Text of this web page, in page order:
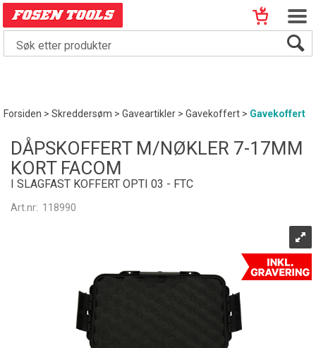
Forsiden>Skreddersøm>Gaveartikler>Gavekoffert>Gavekoffert
DÅPSKOFFERT M/NØKLER 7-17MM
KORT FACOM
I SLAGFAST KOFFERT OPTI 03 - FTC
Art.nr: 118990